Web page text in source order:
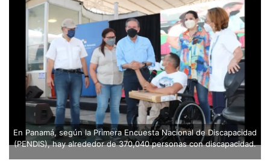
En Panamá, según la Primera Encuesta Nacional de Discapacidad
(PENDIS), hay alrededor de 370,040 personas con discapacidad.